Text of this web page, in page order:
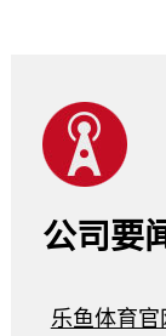
公司要
乐鱼体育官